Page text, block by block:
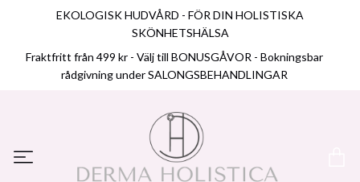
EKOLOGISK HUDVÅRD - FÖR DIN HOLISTISKA
SKÖNHETSHÄLSA
Fraktfritt från 499 kr - Välj till BONUSGÅVOR - Bokningsbar
rådgivning under SALONGSBEHANDLINGAR